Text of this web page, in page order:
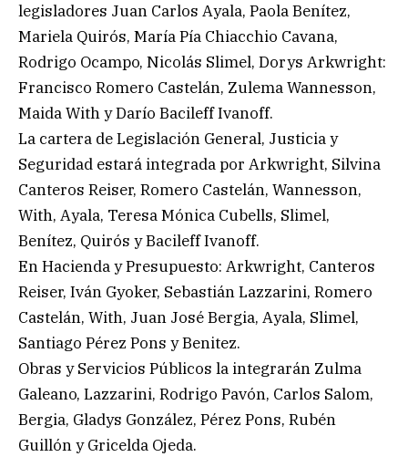
legisladores Juan Carlos Ayala, Paola Benítez,
Mariela Quirós, María Pía Chiacchio Cavana,
Rodrigo Ocampo, Nicolás Slimel, Dorys Arkwright:
Francisco Romero Castelán, Zulema Wannesson,
Maida With y Darío Bacileff Ivanoff.
La cartera de Legislación General, Justicia y
Seguridad estará integrada por Arkwright, Silvina
Canteros Reiser, Romero Castelán, Wannesson,
With, Ayala, Teresa Mónica Cubells, Slimel,
Benítez, Quirós y Bacileff Ivanoff.
En Hacienda y Presupuesto: Arkwright, Canteros
Reiser, Iván Gyoker, Sebastián Lazzarini, Romero
Castelán, With, Juan José Bergia, Ayala, Slimel,
Santiago Pérez Pons y Benitez.
Obras y Servicios Públicos la integrarán Zulma
Galeano, Lazzarini, Rodrigo Pavón, Carlos Salom,
Bergia, Gladys González, Pérez Pons, Rubén
Guillón y Gricelda Ojeda.